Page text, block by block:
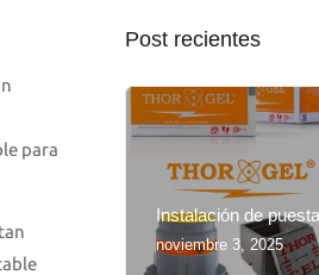
para
Post recientes
Instalación de
noviembre 3, 2025